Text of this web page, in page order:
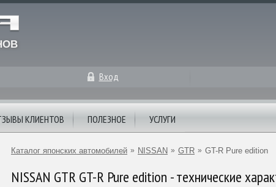
Вход
КЛИЕНТОВ ПОЛЕЗНОЕ УСЛУГИ
Каталог японских автомобилей » NISSAN » GTR » GT-R Pure edition
NISSAN GTR GT-R Pure edition - технические